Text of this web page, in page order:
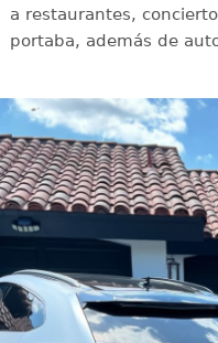
a restaurantes,
portaba, además de